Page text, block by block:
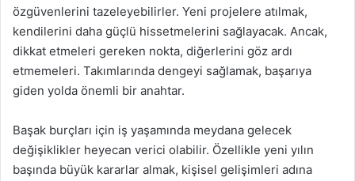
özgüvenlerini tazeleyebilirler. Yeni projelere atılmak,
kendilerini daha güçlü hissetmelerini sağlayacak. Ancak,
dikkat etmeleri gereken nokta, diğerlerini göz ardı
etmemeleri. Takımlarında dengeyi sağlamak, başarıya
giden yolda önemli bir anahtar.
Başak burçları için iş yaşamında meydana gelecek
değişiklikler heyecan verici olabilir. Özellikle yeni yılın
başında büyük kararlar almak, kişisel gelişimleri adına